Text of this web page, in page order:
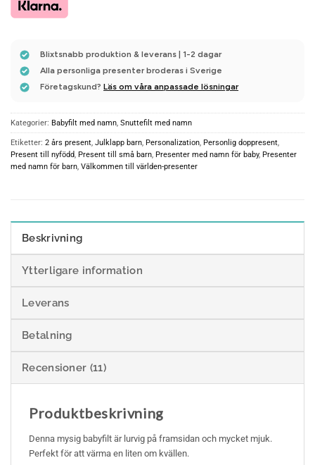
Blixtsnabb produktion & leverans | 1-2 dagar
Alla personliga presenter broderas i Sverige
Företagskund?Läs om våra anpassade lösningar
Kategorier: Babyfilt med namn, Snuttefilt med namn
Etiketter: 2 års present, Julklapp barn, Personalization, Personlig doppresent,
Present till nyfödd, Present till små barn, Presenter med namn för baby, Presenter
med namn för barn, Välkommen till världen-presenter
Beskrivning
Ytterligare information
Leverans
Betalning
Recensioner (11)
Produktbeskrivning
Denna mysig babyfilt är lurvig på framsidan och mycket mjuk.
Perfekt för att värma en liten om kvällen.